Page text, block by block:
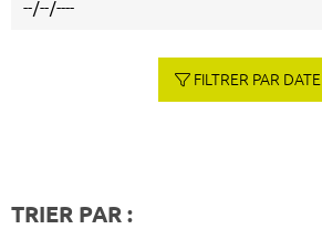
FILTRER PAR DATE
TRIER PAR :